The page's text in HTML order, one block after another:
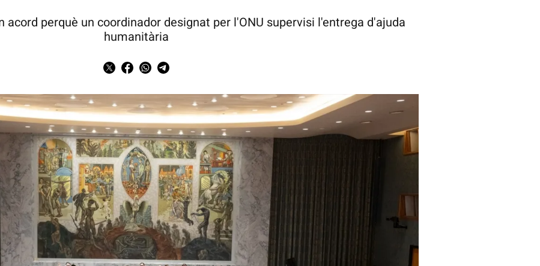
acord perquè un coordinador designat per l'ONU supervisi l'entrega d'ajuda
humanitària